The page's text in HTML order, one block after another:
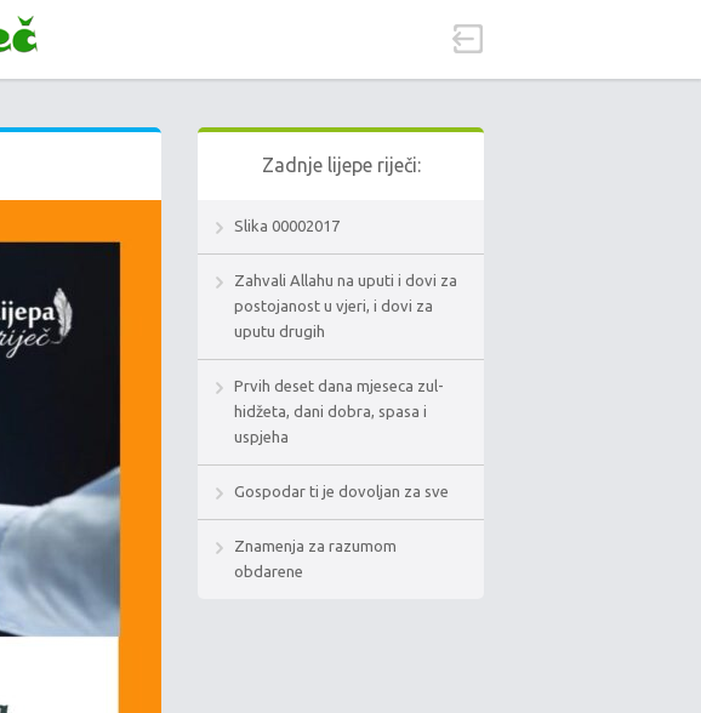
Zadnje lijepe riječi:
Slika 00002017
Zahvali Allahu na uputi i dovi za
postojanost u vjeri, i dovi za
uputu drugih
Prvih deset dana mjeseca zul-
hidžeta, dani dobra, spasa i
uspjeha
Gospodar ti je dovoljan za sve
Znamenja za razumom
obdarene